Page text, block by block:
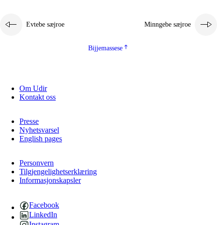
Evtebe sæjroe Minngebe sæjroe
Bijjemassese
Om Udir
Kontakt oss
Presse
Nyhetsvarsel
English pages
Personvern
Tilgjengelighetserklæring
Informasjonskapsler
Facebook
LinkedIn